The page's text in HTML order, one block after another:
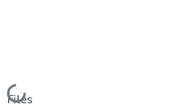
Loading...
Files